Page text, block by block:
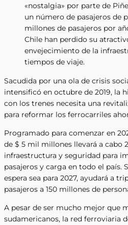
«nostalgia» por parte de
un número de pasajeros de
millones de pasajeros por
Chile han perdido su
envejecimiento de la
tiempos de viaje.
Sacudida por una ola de crisis
intensificó en octubre de 2019, la
con los trenes necesita una
para reformar los ferrocarriles
Programado para comenzar en
de $ 5 mil millones llevará a cabo
infraestructura y seguridad para
pasajeros y carga en todo el país.
espera sea para 2027, ayudará a
pasajeros a 150 millones de
A pesar de ser mucho mejor que
sudamericanos, la red ferroviaria